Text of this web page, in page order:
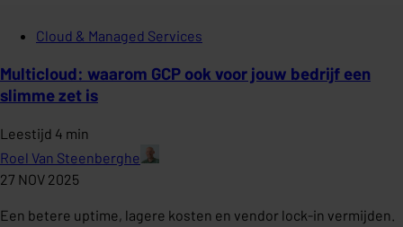
Cloud & Managed Services
Multicloud: waarom GCP ook voor jouw bedrijf een
slimme zet is
Leestijd 4 min
Roel Van Steenberghe
27 NOV 2025
Een betere uptime, lagere kosten en vendor lock-in vermijden.